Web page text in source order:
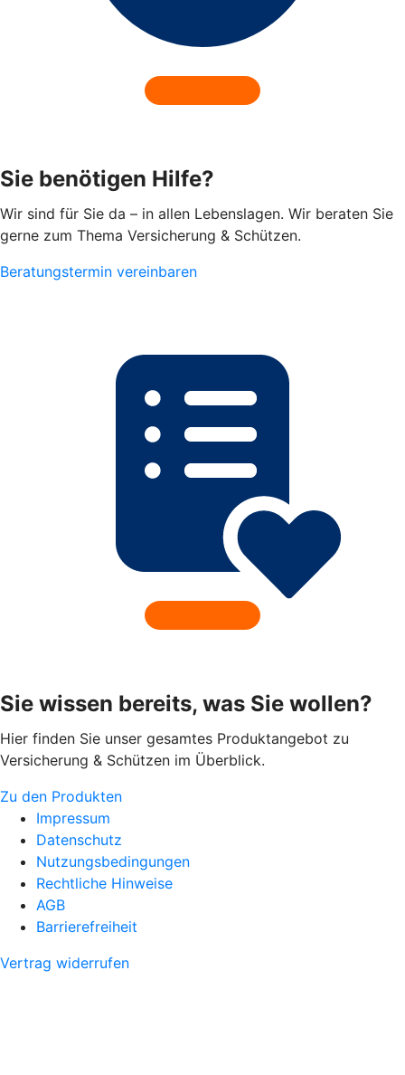
Sie benötigen Hilfe?
Wir sind für Sie da – in allen Lebenslagen. Wir beraten Sie
gerne zum Thema Versicherung & Schützen.
Beratungstermin vereinbaren
Sie wissen bereits, was Sie wollen?
Hier finden Sie unser gesamtes Produktangebot zu
Versicherung & Schützen im Überblick.
Zu den Produkten
Impressum
Datenschutz
Nutzungsbedingungen
Rechtliche Hinweise
AGB
Barrierefreiheit
Vertrag widerrufen